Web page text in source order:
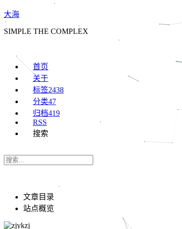
大海
SIMPLE THE COMPLEX
首页
关于
标签2438
分类47
归档419
RSS
搜索
文章目录
站点概览